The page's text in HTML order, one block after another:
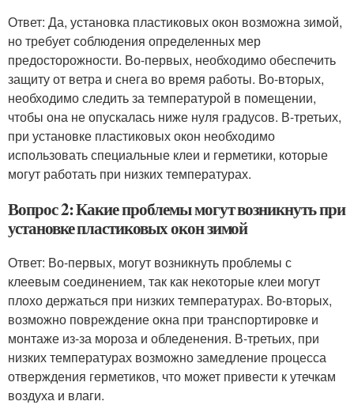
Ответ: Да, установка пластиковых окон возможна зимой,
но требует соблюдения определенных мер
предосторожности. Во-первых, необходимо обеспечить
защиту от ветра и снега во время работы. Во-вторых,
необходимо следить за температурой в помещении,
чтобы она не опускалась ниже нуля градусов. В-третьих,
при установке пластиковых окон необходимо
использовать специальные клеи и герметики, которые
могут работать при низких температурах.
Вопрос 2: Какие проблемы могут возникнуть при
установке пластиковых окон зимой
Ответ: Во-первых, могут возникнуть проблемы с
клеевым соединением, так как некоторые клеи могут
плохо держаться при низких температурах. Во-вторых,
возможно повреждение окна при транспортировке и
монтаже из-за мороза и обледенения. В-третьих, при
низких температурах возможно замедление процесса
отверждения герметиков, что может привести к утечкам
воздуха и влаги.